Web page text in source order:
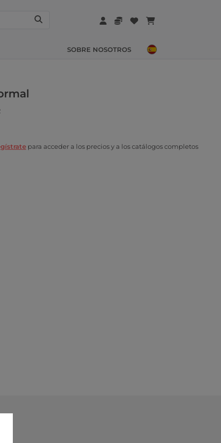
SOBRE NOSOTROS
para acceder a los precios y a los catálogos completos